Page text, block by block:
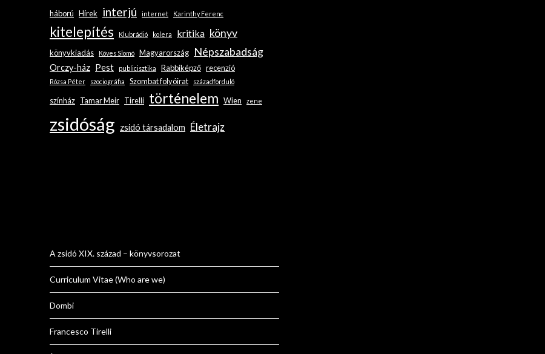
háború Hírek interjú internet Karinthy Ferenc
kitelepítés Klubrádió kolera kritika könyv
könyvkiadás Köves Slomó Magyarország Népszabadság
Orczy-ház Pest publicisztika Rabbiképző recenzió
Rózsa Péter szociográfia Szombat folyóirat századforduló
színház Tamar Meir Tirelli történelem Wien zene
zsidóság zsidó társadalom Életrajz
A zsidó XIX. század – könyvsorozat
Curriculum Vitae (Who are we)
Dombi
Francesco Tirelli